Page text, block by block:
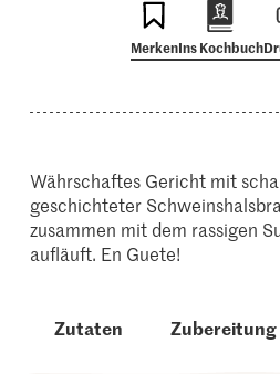
MerkenIns Kochbuch
Währschaftes Gericht mit
geschichteter
zusammen mit dem rassigen
aufläuft. En Guete!
Zutaten Zubereitung